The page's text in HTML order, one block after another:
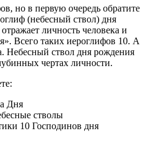
но в первую очередь обратите
(небесный ствол) дня
личность человека и
Всего таких иероглифов 10. А
Небесный ствол дня рождения
чертах личности.
Дня
стволы
10 Господинов дня